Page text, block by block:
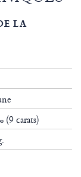
LA
carats)